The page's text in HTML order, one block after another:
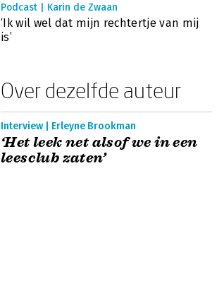
Podcast | Karin de Zwaan
‘Ik wil wel dat mijn rechtertje van mij
is’
Over dezelfde auteur
Interview | Erleyne Brookman
‘Het leek net alsof we in een
leesclub zaten’